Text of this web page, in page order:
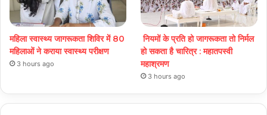
महिला स्वास्थ्य जागरूकता शिविर में 80
महिलाओं ने कराया स्वास्थ्य परीक्षण
3 hours ago
नियमों के प्रति हो जागरूकता तो निर्मल
हो सकता है चारित्र : महातपस्वी
महाश्रमण
3 hours ago